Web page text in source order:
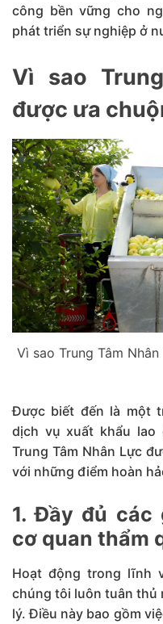
công bền vững cho
phát triển sự nghiệp ở
Vì sao
được ưa
Vì sao Trung Tâm
Được biết đến là một
dịch vụ xuất khẩu lao
Trung Tâm Nhân Lực
với những điểm hoàn
1. Đầy đủ
cơ quan thẩm
Hoạt động trong lĩnh
chúng tôi luôn tuân thủ
lý. Điều này bao gồm